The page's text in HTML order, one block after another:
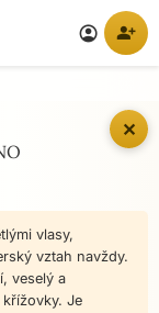
account_circle person_add
✕
vlasy,
vztah navždy.
veselý a
Je